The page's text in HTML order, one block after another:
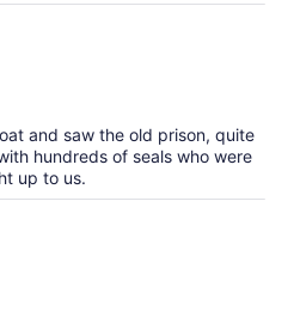
and saw the old prison, quite
hundreds of seals who were
up to us.